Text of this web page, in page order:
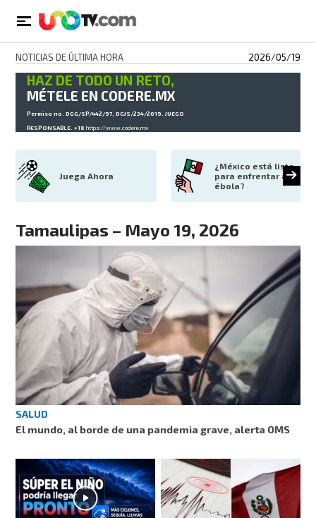
NOTICIAS DE ÚLTIMA HORA 2026/05/19
HAZ DE TODO UN RETO,
MÉTELE EN CODERE.MX
Permiso no. DGG/SP/442/97, DGJS/234/2019. JUEGO
RESPONSABLE. +18https://www.codere.mx
Juega Ahora
¿México está listo
para enfrentar al
ébola?
Tamaulipas – Mayo 19, 2026
SALUD
El mundo, al borde de una pandemia grave, alerta OMS